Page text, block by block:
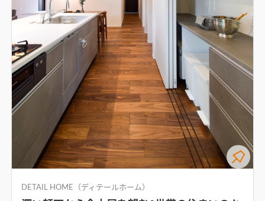
DETAIL HOME（ディテールホーム）